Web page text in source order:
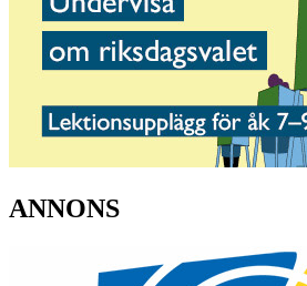
ANNONS